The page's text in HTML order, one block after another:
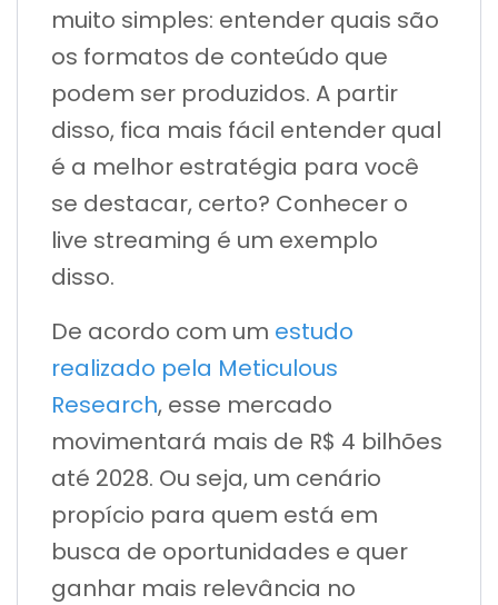
muito simples: entender quais são
os formatos de conteúdo que
podem ser produzidos. A partir
disso, fica mais fácil entender qual
é a melhor estratégia para você
se destacar, certo? Conhecer o
live streaming é um exemplo
disso.
De acordo com um estudo
realizado pela Meticulous
Research, esse mercado
movimentará mais de R$ 4 bilhões
até 2028. Ou seja, um cenário
propício para quem está em
busca de oportunidades e quer
ganhar mais relevância no